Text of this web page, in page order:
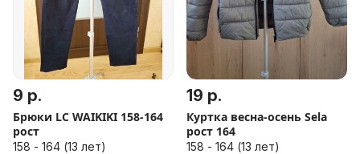
9 р.
Брюки LC WAIKIKI 158-164
рост
158 - 164 (13 лет)
19 р.
Куртка весна-осень Sela
рост 164
158 - 164 (13 лет)